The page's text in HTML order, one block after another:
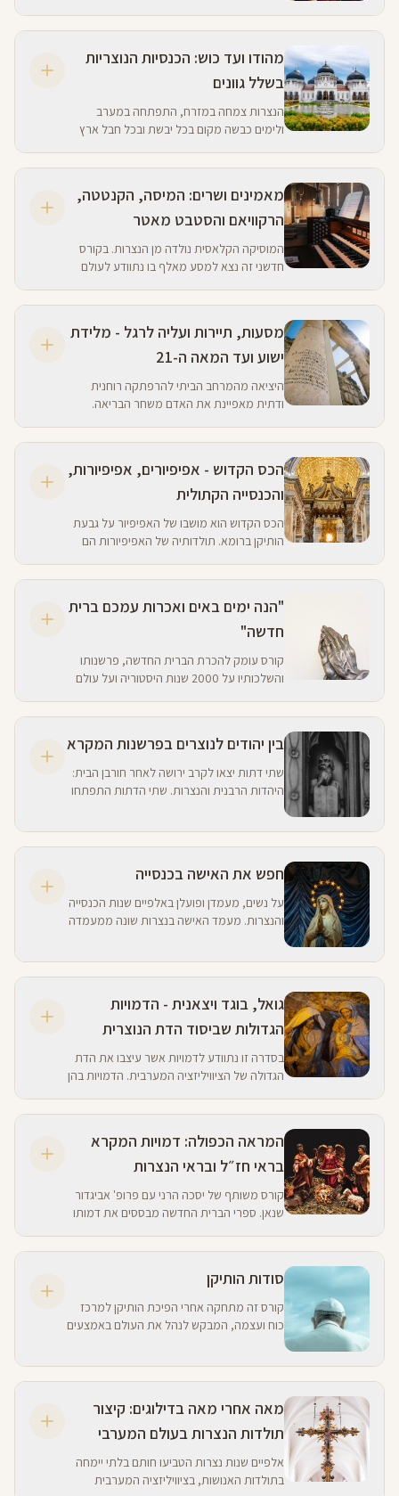
מהודו ועד כוש: הכנסיות הנוצריות
בשלל גוונים
הנצרות צמחה במזרח, התפתחה במערב
ולימים כבשה מקום בכל יבשת ובכל חבל ארץ
מגוון צורות ופולחנים של הכנסייה.
מאמינים ושרים: המיסה, הקנטטה,
הרקוויאם והסטבט מאטר
המוסיקה הקלאסית נולדה מן הנצרות. בקורס
חדשני זה נצא למסע מאלף בו נתוודע לעולם
שנכתבו בהשראתו.
מסעות, תיירות ועליה לרגל - מלידת
ישוע ועד המאה ה-21
היציאה מהמרחב הביתי להרפתקה רוחנית
ודתית מאפיינת את האדם משחר הבריאה.
לרגל, שורשיה של תפישת המקומות הקדושים
הכס הקדוש - אפיפיורים, אפיפיורות,
והכנסייה הקתולית
הכס הקדוש הוא מושבו של האפיפיור על גבעת
הותיקן ברומא. תולדותיה של האפיפיורות הם
אוקיאנוסים ויבשות.
"הנה ימים באים ואכרות עמכם ברית
חדשה"
קורס עומק להכרת הברית החדשה, פרשנותו
והשלכותיו על 2000 שנות היסטוריה ועל עולם
הנוצרית אשר שינתה את פני העולם המערבי?
בין יהודים לנוצרים בפרשנות המקרא
שתי דתות יצאו לקרב ירושה לאחר חורבן הבית:
היהדות הרבנית והנצרות. שתי הדתות התפתחו
חפש את האישה בכנסייה
על נשים, מעמדן ופועלן באלפיים שנות הכנסייה
והנצרות. מעמד האישה בנצרות שונה ממעמדה
גואל, בוגד ויצאנית - הדמויות
הגדולות שביסוד הדת הנוצרית
בסדרה זו נתוודע לדמויות אשר עיצבו את הדת
הגדולה של הציוויליזציה המערבית. הדמויות בהן
לדורותיה.
המראה הכפולה: דמויות המקרא
בראי חז״ל ובראי הנצרות
קורס משותף של יסכה הרני עם פרופ' אביגדור
שנאן. ספרי הברית החדשה מבססים את דמותו
רבנו, של דוד המלך, של יונה הנביא ועוד.
סודות הותיקן
קורס זה מתחקה אחרי הפיכת הותיקן למרכז
כוח ועצמה, המבקש לנהל את העולם באמצעים
מאה אחרי מאה בדילוגים: קיצור
תולדות הנצרות בעולם המערבי
אלפיים שנות נצרות הטביעו חותם בלתי יימחה
בתולדות האנושות, בציוויליזציה המערבית